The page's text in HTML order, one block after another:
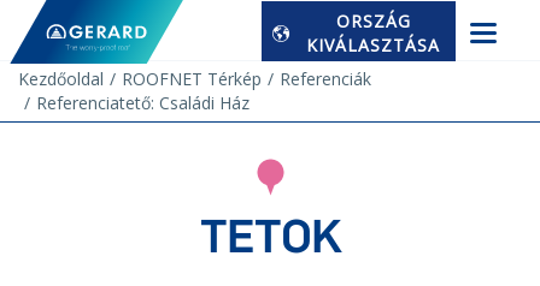
ORSZÁG
KIVÁLASZTÁSA
Kezdőoldal
ROOFNET Térkép
Referenciák
Referenciatető: Családi Ház
TETOK